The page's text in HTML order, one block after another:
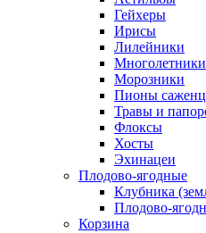
Гейхеры
Ирисы
Лилейники
Морозники
Пионы
Травы и
Флоксы
Хосты
Эхинацеи
Плодово-ягодные
Клубника
Плодово-
Корзина